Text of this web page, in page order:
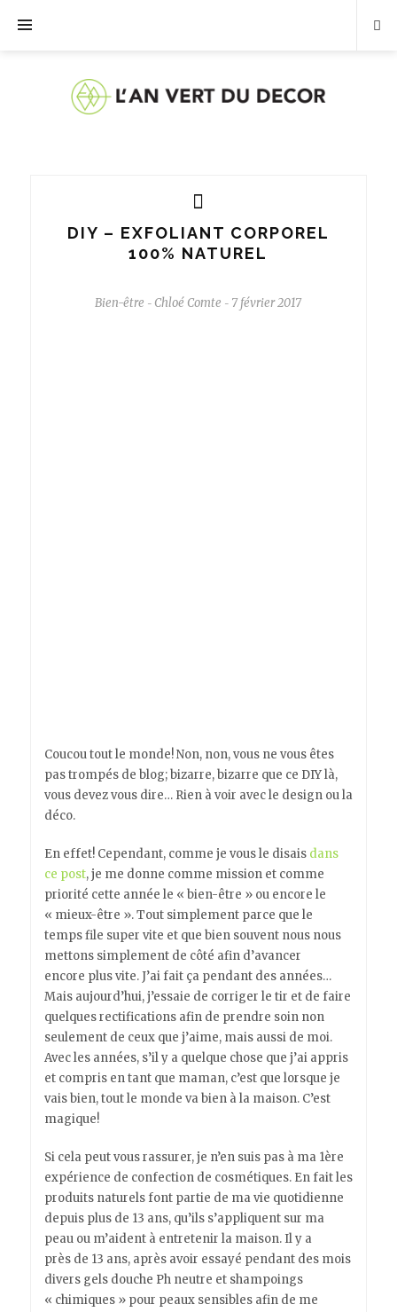
DIY – EXFOLIANT CORPOREL
100% NATUREL
Bien-être - Chloé Comte - 7 février 2017
Coucou tout le monde! Non, non, vous ne vous êtes
pas trompés de blog; bizarre, bizarre que ce DIY là,
vous devez vous dire… Rien à voir avec le design ou la
déco.
En effet! Cependant, comme je vous le disais dans
ce post, je me donne comme mission et comme
priorité cette année le « bien-être » ou encore le
« mieux-être ». Tout simplement parce que le
temps file super vite et que bien souvent nous nous
mettons simplement de côté afin d’avancer
encore plus vite. J’ai fait ça pendant des années…
Mais aujourd’hui, j’essaie de corriger le tir et de faire
quelques rectifications afin de prendre soin non
seulement de ceux que j’aime, mais aussi de moi.
Avec les années, s’il y a quelque chose que j’ai appris
et compris en tant que maman, c’est que lorsque je
vais bien, tout le monde va bien à la maison. C’est
magique!
Si cela peut vous rassurer, je n’en suis pas à ma 1ère
expérience de confection de cosmétiques. En fait les
produits naturels font partie de ma vie quotidienne
depuis plus de 13 ans, qu’ils s’appliquent sur ma
peau ou m’aident à entretenir la maison. Il y a
près de 13 ans, après avoir essayé pendant des mois
divers gels douche Ph neutre et shampoings
« chimiques » pour peaux sensibles afin de me